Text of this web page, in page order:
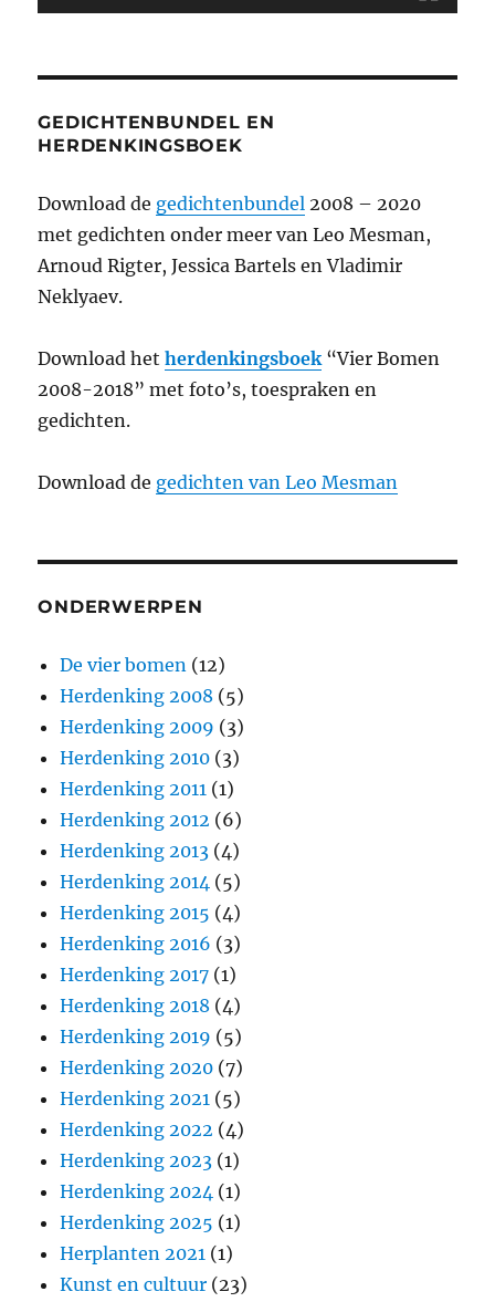
GEDICHTENBUNDEL EN
HERDENKINGSBOEK
Download de gedichtenbundel 2008 – 2020
met gedichten onder meer van Leo Mesman,
Arnoud Rigter, Jessica Bartels en Vladimir
Neklyaev.
Download hetherdenkingsboek “Vier Bomen
2008-2018” met foto’s, toespraken en
gedichten.
Download de gedichten van Leo Mesman
ONDERWERPEN
De vier bomen (12)
Herdenking 2008 (5)
Herdenking 2009 (3)
Herdenking 2010 (3)
Herdenking 2011 (1)
Herdenking 2012 (6)
Herdenking 2013 (4)
Herdenking 2014 (5)
Herdenking 2015 (4)
Herdenking 2016 (3)
Herdenking 2017 (1)
Herdenking 2018 (4)
Herdenking 2019 (5)
Herdenking 2020 (7)
Herdenking 2021 (5)
Herdenking 2022 (4)
Herdenking 2023 (1)
Herdenking 2024 (1)
Herdenking 2025 (1)
Herplanten 2021 (1)
Kunst en cultuur (23)